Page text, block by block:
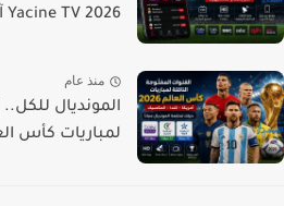
Yacine TV 2026 آخر...
منذ عام
المونديال للكل..
لمباريات كأس العالم 2026